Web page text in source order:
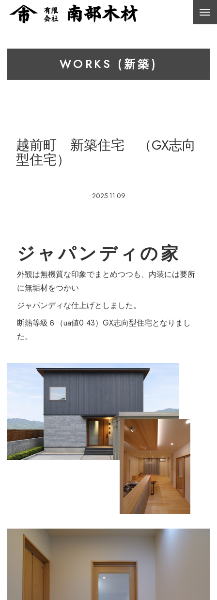
WORKS (新築)
越前町 新築住宅 （GX志向
型住宅）
2025.11.09
ジャパンディの家
外観は無機質な印象でまとめつつも、内装には要所
に無垢材をつかい
ジャパンディな仕上げとしました。
断熱等級６（ua値0.43）GX志向型住宅となりまし
た。